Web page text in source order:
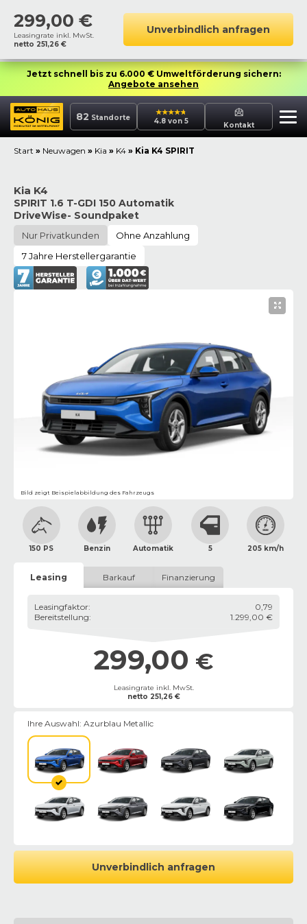
299,00 €
Leasingrate inkl. MwSt.
netto 251,26 €
Unverbindlich anfragen
Jetzt schnell bis zu 6.000 € Umweltförderung sichern:
Angebote ansehen
82 Standorte 4.8 von 5 Kontakt
Start » Neuwagen » Kia » K4 » Kia K4 SPIRIT
Kia K4
SPIRIT 1.6 T-GDI 150 Automatik
DriveWise- Soundpaket
Nur Privatkunden
Ohne Anzahlung
7 Jahre Herstellergarantie
Bild zeigt Beispielabbildung des Fahrzeugs
150 PS Benzin Automatik 5 205 km/h
Leasing Barkauf Finanzierung
Leasingfaktor:
0,79
Bereitstellung: 1.299,00 €
299,00 €
Leasingrate inkl. MwSt.
netto 251,26€
Ihre Auswahl: Azurblau Metallic
Unverbindlich anfragen